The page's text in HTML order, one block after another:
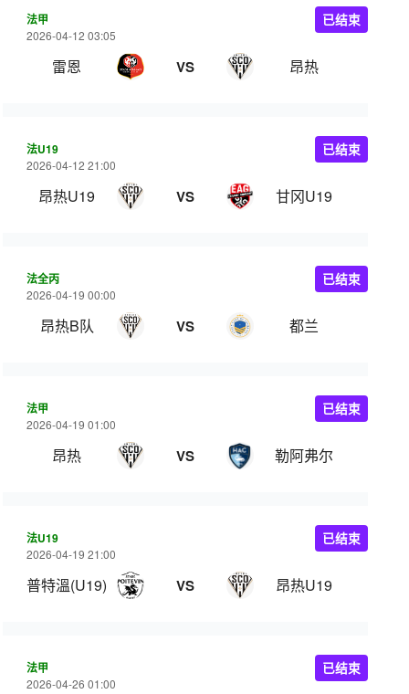
法甲
2026-04-12 03:05
雷恩 VS 昂热
已结束
法U19
2026-04-12 21:00
昂热U19 VS 甘冈U19
已结束
法全丙
2026-04-19 00:00
昂热B队 VS 都兰
已结束
法甲
2026-04-19 01:00
昂热 VS 勒阿弗尔
已结束
法U19
2026-04-19 21:00
普特溫(U19) VS 昂热U19
已结束
法甲
2026-04-26 01:00
已结束